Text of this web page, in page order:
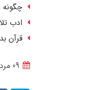
چگونه
ادب
قرآن